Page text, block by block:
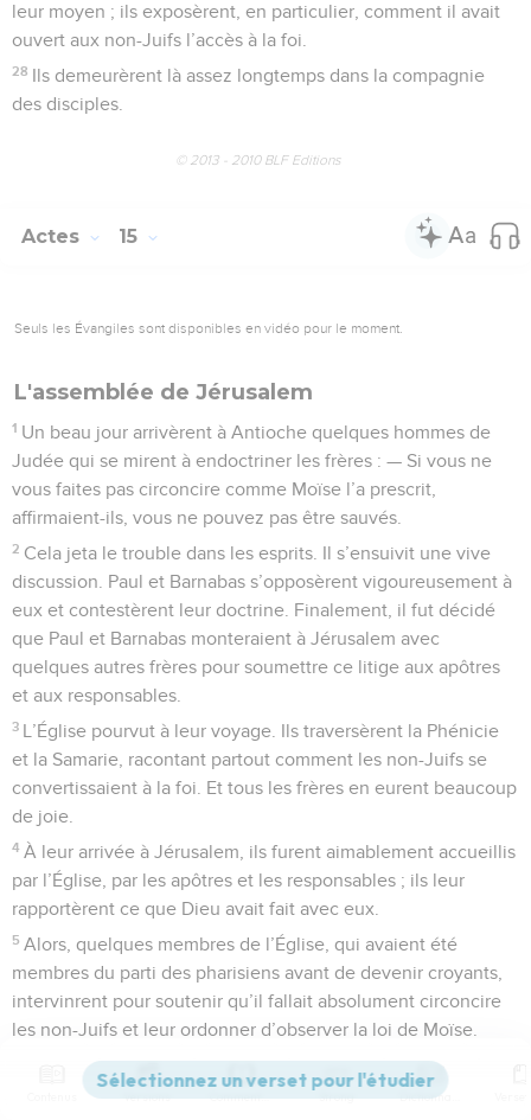
leur moyen ; ils exposèrent, en particulier, comment il avait
ouvert aux non-Juifs l’accès à la foi.
28 Ils demeurèrent là assez longtemps dans la compagnie
des disciples.
© 2013 - 2010 BLF Editions
Actes 15
Seuls les Évangiles sont disponibles en vidéo pour le moment.
L'assemblée de Jérusalem
1 Un beau jour arrivèrent à Antioche quelques hommes de
Judée qui se mirent à endoctriner les frères : — Si vous ne
vous faites pas circoncire comme Moïse l’a prescrit,
affirmaient-ils, vous ne pouvez pas être sauvés.
2 Cela jeta le trouble dans les esprits. Il s’ensuivit une vive
discussion. Paul et Barnabas s’opposèrent vigoureusement à
eux et contestèrent leur doctrine. Finalement, il fut décidé
que Paul et Barnabas monteraient à Jérusalem avec
quelques autres frères pour soumettre ce litige aux apôtres
et aux responsables.
3 L’Église pourvut à leur voyage. Ils traversèrent la Phénicie
et la Samarie, racontant partout comment les non-Juifs se
convertissaient à la foi. Et tous les frères en eurent beaucoup
de joie.
4 À leur arrivée à Jérusalem, ils furent aimablement accueillis
par l’Église, par les apôtres et les responsables ; ils leur
rapportèrent ce que Dieu avait fait avec eux.
5 Alors, quelques membres de l’Église, qui avaient été
membres du parti des pharisiens avant de devenir croyants,
intervinrent pour soutenir qu’il fallait absolument circoncire
les non-Juifs et leur ordonner d’observer la loi de Moïse.
Les apôtres et les responsables se réunirent pour examiner
la question.
Versions Commentaires Strong